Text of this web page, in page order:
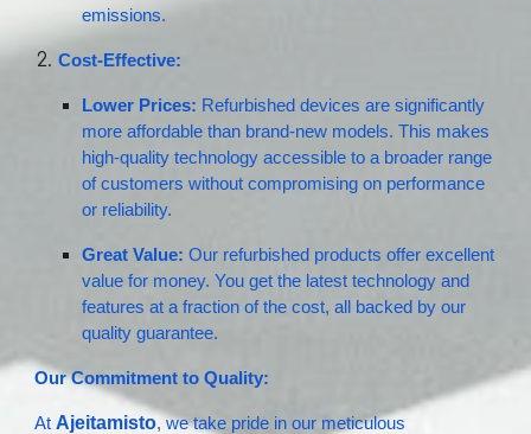
emissions.
Cost-Effective:
Lower Prices: Refurbished devices are significantly
more affordable than brand-new models. This makes
high-quality technology accessible to a broader range
of customers without compromising on performance
or reliability.
Great Value: Our refurbished products offer excellent
value for money. You get the latest technology and
features at a fraction of the cost, all backed by our
quality guarantee.
Our Commitment to Quality:
AtAjeitamisto, we take pride in our meticulous